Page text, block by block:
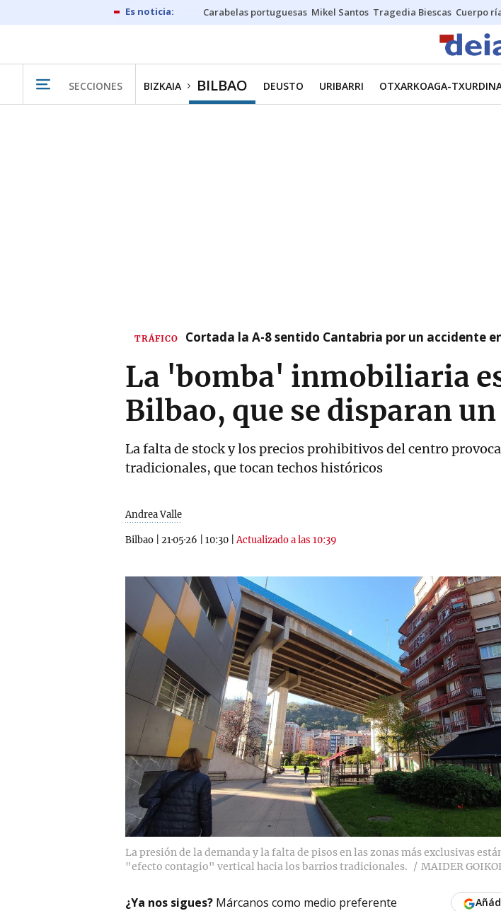
Carabelas portuguesas Mikel Santos Tragedia Biescas Cuerpo
SECCIONES BIZKAIA BILBAO DEUSTO URIBARRI OTXARKOAGA-
TRÁFICO Cortada la A-8 sentido Cantabria por un accidente
La 'bomba' inmobiliaria
Bilbao, que se disparan
La falta de stock y los precios prohibitivos del centro
tradicionales, que tocan techos históricos
Andrea Valle
Bilbao 21·05·26 10:30 |Actualizado a las 10:39
La presión de la demanda y la falta de pisos en las zonas más exclusivas
"efecto contagio" vertical hacia los barrios tradicionales.
MAIDER
¿Ya nos sigues? Márcanos como medio preferente